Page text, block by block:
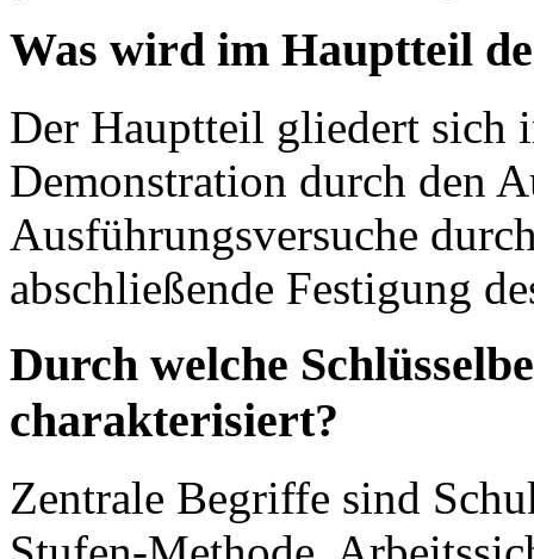
Was wird im Hauptteil
Der Hauptteil gliedert sich
Demonstration durch den
Ausführungsversuche
abschließende Festigung
Durch welche
charakterisiert?
Zentrale Begriffe sind